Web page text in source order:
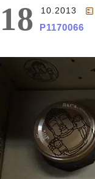
18 10.2013
P1170066